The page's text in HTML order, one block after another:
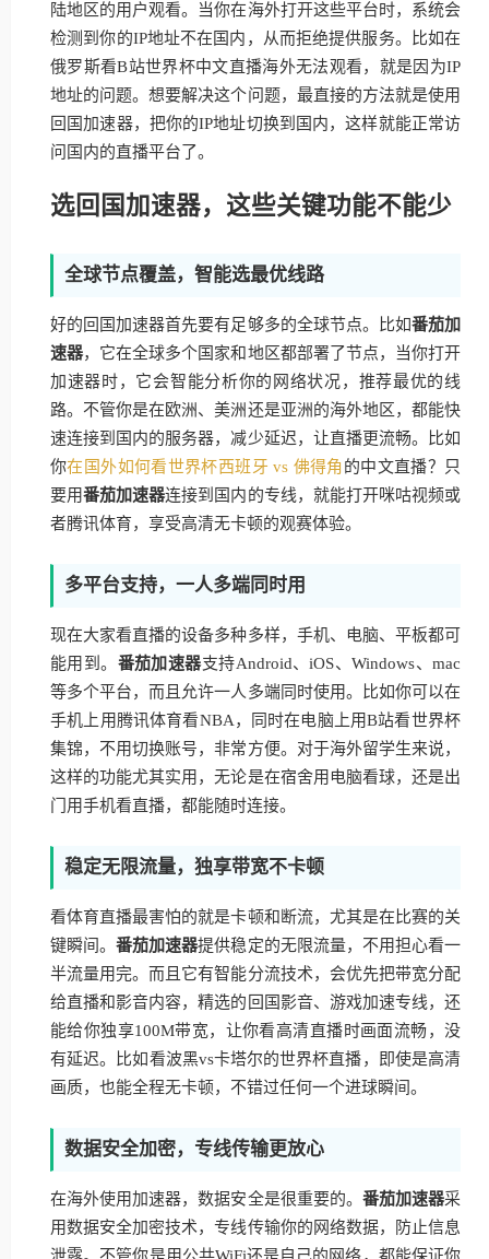
陆地区的用户观看。当你在海外打开这些平台时，系统会
检测到你的IP地址不在国内，从而拒绝提供服务。比如在
俄罗斯看B站世界杯中文直播海外无法观看，就是因为IP
地址的问题。想要解决这个问题，最直接的方法就是使用
回国加速器，把你的IP地址切换到国内，这样就能正常访
问国内的直播平台了。
选回国加速器，这些关键功能不能少
全球节点覆盖，智能选最优线路
好的回国加速器首先要有足够多的全球节点。比如番茄加
速器，它在全球多个国家和地区都部署了节点，当你打开
加速器时，它会智能分析你的网络状况，推荐最优的线
路。不管你是在欧洲、美洲还是亚洲的海外地区，都能快
速连接到国内的服务器，减少延迟，让直播更流畅。比如
你在国外如何看世界杯西班牙 vs 佛得角 的中文直播？只
要用番茄加速器连接到国内的专线，就能打开咪咕视频或
者腾讯体育，享受高清无卡顿的观赛体验。
多平台支持，一人多端同时用
现在大家看直播的设备多种多样，手机、电脑、平板都可
能用到。 番茄加速器支持Android、iOS、Windows、mac
等多个平台，而且允许一人多端同时使用。比如你可以在
手机上用腾讯体育看NBA，同时在电脑上用B站看世界杯
集锦，不用切换账号，非常方便。对于海外留学生来说，
这样的功能尤其实用，无论是在宿舍用电脑看球，还是出
门用手机看直播，都能随时连接。
稳定无限流量，独享带宽不卡顿
看体育直播最害怕的就是卡顿和断流，尤其是在比赛的关
键瞬间。番茄加速器提供稳定的无限流量，不用担心看一
半流量用完。而且它有智能分流技术，会优先把带宽分配
给直播和影音内容，精选的回国影音、游戏加速专线，还
能给你独享100M带宽，让你看高清直播时画面流畅，没
有延迟。比如看波黑vs卡塔尔的世界杯直播，即使是高清
画质，也能全程无卡顿，不错过任何一个进球瞬间。
数据安全加密，专线传输更放心
在海外使用加速器，数据安全是很重要的。 番茄加速器采
用数据安全加密技术，专线传输你的网络数据，防止信息